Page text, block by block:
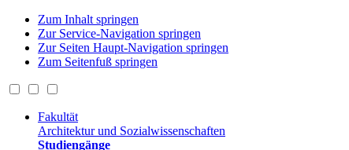
Zum Inhalt springen
Zur Service-Navigation springen
Zur Seiten Haupt-Navigation springen
Zum Seitenfuß springen
Fakultät
Architektur und Sozialwissenschaften
Studiengänge